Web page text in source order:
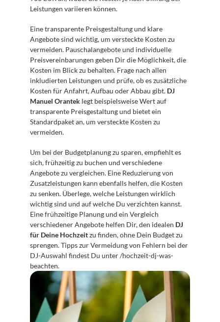
Leistungen variieren können.
Eine transparente Preisgestaltung und klare
Angebote sind wichtig, um versteckte Kosten zu
vermeiden. Pauschalangebote und individuelle
Preisvereinbarungen geben Dir die Möglichkeit, die
Kosten im Blick zu behalten. Frage nach allen
inkludierten Leistungen und prüfe, ob es zusätzliche
Kosten für Anfahrt, Aufbau oder Abbau gibt. DJ
Manuel Orantek legt beispielsweise Wert auf
transparente Preisgestaltung und bietet ein
Standardpaket an, um versteckte Kosten zu
vermeiden.
Um bei der Budgetplanung zu sparen, empfiehlt es
sich, frühzeitig zu buchen und verschiedene
Angebote zu vergleichen. Eine Reduzierung von
Zusatzleistungen kann ebenfalls helfen, die Kosten
zu senken. Überlege, welche Leistungen wirklich
wichtig sind und auf welche Du verzichten kannst.
Eine frühzeitige Planung und ein Vergleich
verschiedener Angebote helfen Dir, den idealen DJ
für Deine Hochzeit zu finden, ohne Dein Budget zu
sprengen. Tipps zur Vermeidung von Fehlern bei der
DJ-Auswahl findest Du unter /hochzeit-dj-was-
beachten.